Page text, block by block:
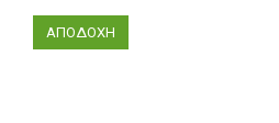
ΑΠΟΔΟΧΗ